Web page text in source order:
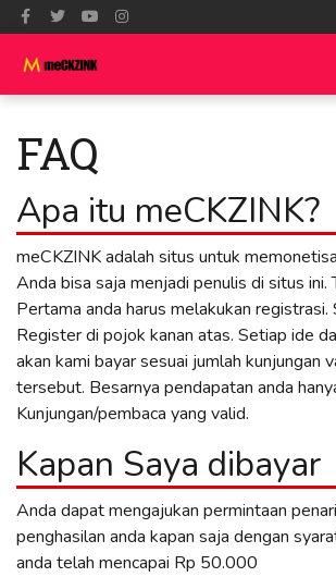
FAQ
Apa itu meCKZINK?
meCKZINK adalah situs untuk
Anda bisa saja menjadi penulis di situs ini.
Pertama anda harus melakukan registrasi.
Register di pojok kanan atas. Setiap ide
akan kami bayar sesuai jumlah kunjungan
tersebut. Besarnya pendapatan anda
Kunjungan/pembaca yang valid.
Kapan Saya dibayar
Anda dapat mengajukan permintaan
penghasilan anda kapan saja dengan
anda telah mencapai Rp 50.000